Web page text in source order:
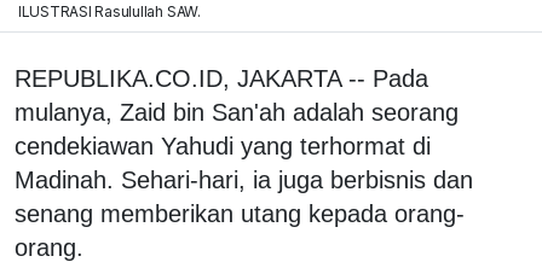
ILUSTRASI Rasulullah SAW.
REPUBLIKA.CO.ID, JAKARTA -- Pada
mulanya, Zaid bin San'ah adalah seorang
cendekiawan Yahudi yang terhormat di
Madinah. Sehari-hari, ia juga berbisnis dan
senang memberikan utang kepada orang-
orang.